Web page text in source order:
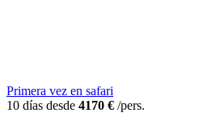
Primera vez en safari
10 días desde 4170 € /pers.